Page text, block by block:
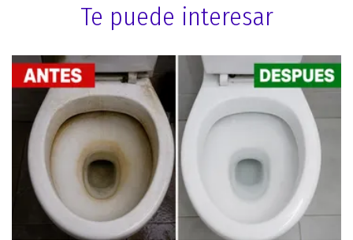
Te puede interesar